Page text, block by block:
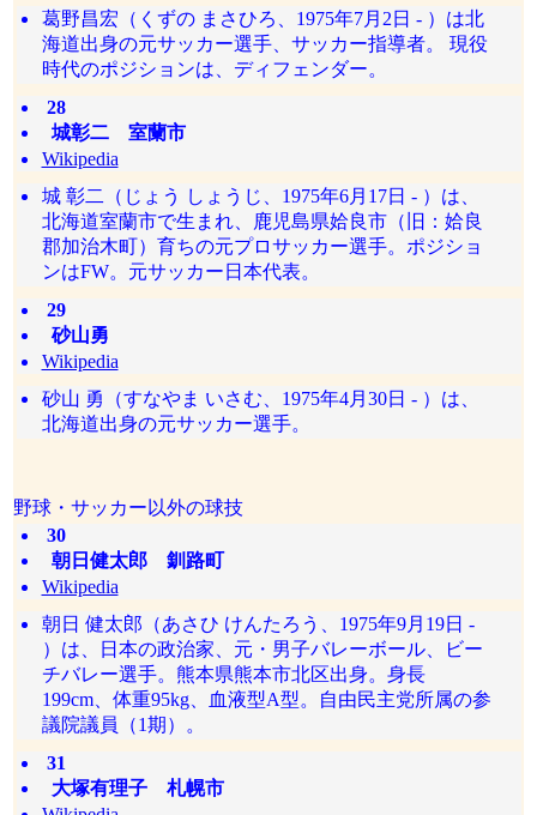
葛野昌宏（くずの まさひろ、1975年7月2日 - ）は北
海道出身の元サッカー選手、サッカー指導者。 現役
時代のポジションは、ディフェンダー。
28
城彰二 室蘭市
Wikipedia
城 彰二（じょう しょうじ、1975年6月17日 - ）は、
北海道室蘭市で生まれ、鹿児島県姶良市（旧：姶良
郡加治木町）育ちの元プロサッカー選手。ポジショ
ンはFW。元サッカー日本代表。
29
砂山勇
Wikipedia
砂山 勇（すなやま いさむ、1975年4月30日 - ）は、
北海道出身の元サッカー選手。
野球・サッカー以外の球技
30
朝日健太郎 釧路町
Wikipedia
朝日 健太郎（あさひ けんたろう、1975年9月19日 -
）は、日本の政治家、元・男子バレーボール、ビー
チバレー選手。熊本県熊本市北区出身。身長
199cm、体重95kg、血液型A型。自由民主党所属の参
議院議員（1期）。
31
大塚有理子 札幌市